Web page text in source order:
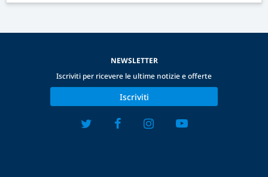
NEWSLETTER
Iscriviti per ricevere le ultime notizie e offerte
Iscriviti